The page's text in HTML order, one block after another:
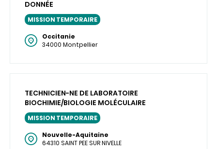
DONNÉE
MISSION TEMPORAIRE
Occitanie
34000 Montpellier
TECHNICIEN-NE DE LABORATOIRE
BIOCHIMIE/BIOLOGIE MOLÉCULAIRE
MISSION TEMPORAIRE
Nouvelle-Aquitaine
64310 SAINT PEE SUR NIVELLE